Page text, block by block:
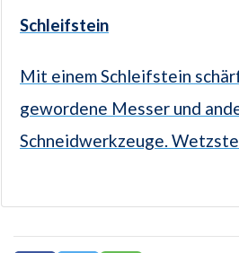
Schleifstein
Mit einem Schleifstein
gewordene Messer und
Schneidwerkzeuge.